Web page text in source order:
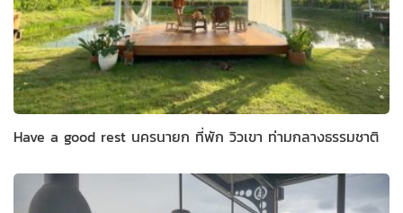
Have a good rest นครนายก ที่พัก วิวเขา ท่ามกลางธรรมชาติ